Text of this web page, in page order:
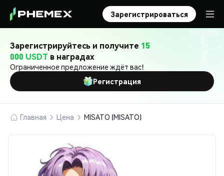
Зарегистрироваться
Зарегистрируйтесь и получите 15
000 USDT в наградах
Ограниченное предложение ждёт вас!
Регистрация
Главная Цена MISATO (MISATO)